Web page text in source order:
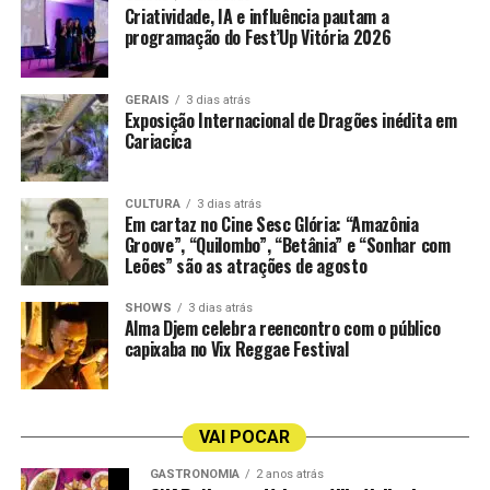
Canjicão da Leda Confeitaria
Neste ano, além dos tradicionais brigadeiros gourmet,
Pagode do Abreu
A abertura oficial da arena acontece no dia 11 de junho,
a partir das 15 horas, em um evento especial para
convidados. A programação marca o início da Copa do
Mundo 2026 com a transmissão ao vivo da cerimônia
oficial e do jogo inaugural entre México e África do Sul
Criatividade, IA e influência pautam a
programação do Fest’Up Vitória 2026
GERAIS 3 dias atrás
Exposição Internacional de Dragões inédita em
Cariacica
CULTURA 3 dias atrás
Em cartaz no Cine Sesc Glória: “Amazônia
Groove”, “Quilombo”, “Betânia” e “Sonhar com
Leões” são as atrações de agosto
SHOWS 3 dias atrás
Alma Djem celebra reencontro com o público
capixaba no Vix Reggae Festival
VAI POCAR
GASTRONOMIA 2 anos atrás